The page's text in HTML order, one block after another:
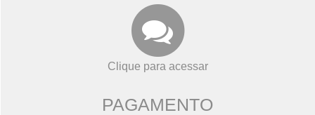
Clique para acessar
PAGAMENTO